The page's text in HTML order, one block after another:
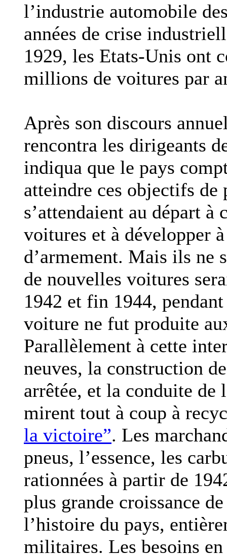
l’industrie automobile
années de crise
1929, les Etats-Unis ont
millions de voitures par
Après son discours
rencontra les dirigeants
indiqua que le pays
atteindre ces objectifs
s’attendaient au départ
voitures et à développer
d’armement. Mais ils ne
de nouvelles voitures
1942 et fin 1944,
voiture ne fut produite
Parallèlement à cette
neuves, la construction
arrêtée, et la conduite
mirent tout à coup à
la victoire”. Les
pneus, l’essence, les
rationnées à partir de
plus grande croissance
l’histoire du pays,
militaires. Les besoins